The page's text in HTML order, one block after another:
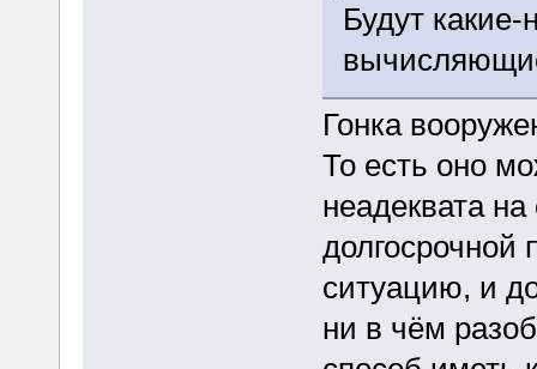
Будут
Гонка
То есть оно
неадеквата
долгосрочной
ситуацию, и
ни в чём